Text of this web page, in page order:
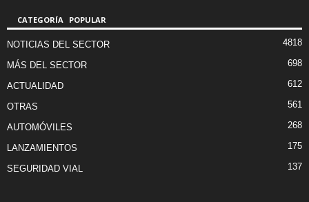
CATEGORÍA POPULAR
NOTICIAS DEL SECTOR 4818
MÁS DEL SECTOR 698
ACTUALIDAD 612
OTRAS 561
AUTOMÓVILES 268
LANZAMIENTOS 175
SEGURIDAD VIAL 137